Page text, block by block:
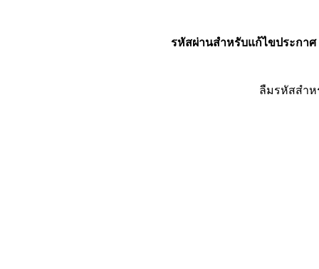
รหัสผ่านสำหรับแก้ไขประกาศ
ลืมรหัสสำ